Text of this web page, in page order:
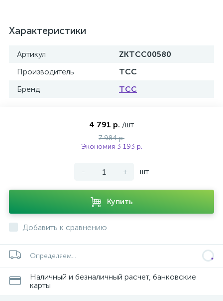
Характеристики
Артикул
ZKTCC00580
Производитель
ТСС
Бренд
ТСС
4 791 р. /шт
7 984 р.
Экономия 3 193 р.
- + шт
Купить
Добавить к сравнению
Определяем...
Наличный и безналичный расчет, банковские
карты